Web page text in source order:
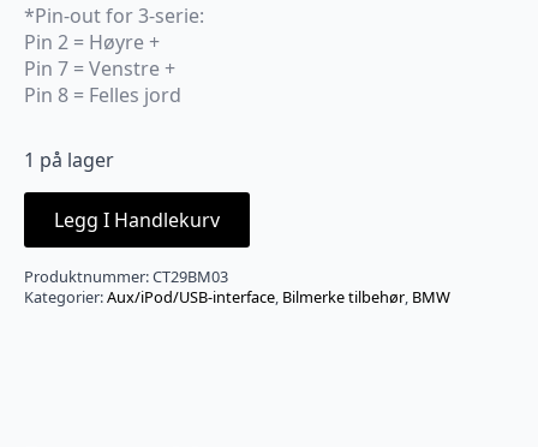
*Pin-out for 3-serie:
Pin 2 = Høyre +
Pin 7 = Venstre +
Pin 8 = Felles jord
1 på lager
Legg I Handlekurv
Produktnummer:CT29BM03
Kategorier:Aux/iPod/USB-interface, Bilmerke tilbehør, BMW